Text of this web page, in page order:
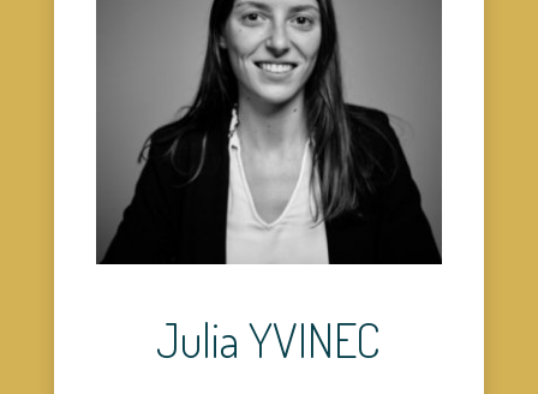
Julia YVINEC